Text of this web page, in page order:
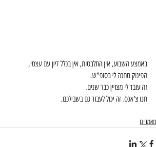
באמצע השבוע, אין התלבטות, אין בכלל דיון עם עצמי,
הפינוק מחכה לי בסופ"ש.
זה עובד לי מצויין כבר שנים.
תנו צ'אנס. זה יכול לעבוד גם בשבילכם.
מאמרים